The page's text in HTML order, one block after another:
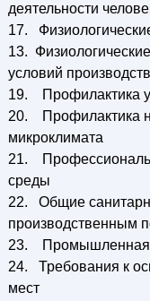
деятельности
17.
13.
условий
19. Профилактика
20. Профилактика
микроклимата
21.
среды
22. Общие
производственным
23. Промышленная
24. Требования к
мест